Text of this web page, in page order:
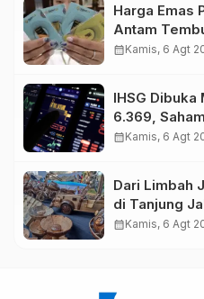
Harga Emas
Antam
Gram
calendar_monthKamis, 6 Agt
IHSG
6.369,
Penggerak
calendar_monthKamis, 6 Agt
Dari Limbah
di Tanjung
Kerajinan
calendar_monthKamis, 6 Agt